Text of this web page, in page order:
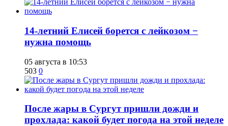
14-летний Елисей борется с лейкозом −
нужна помощь
05 августа в 10:53
503 0
​После жары в Сургут пришли дожди и
прохлада: какой будет погода на этой неделе